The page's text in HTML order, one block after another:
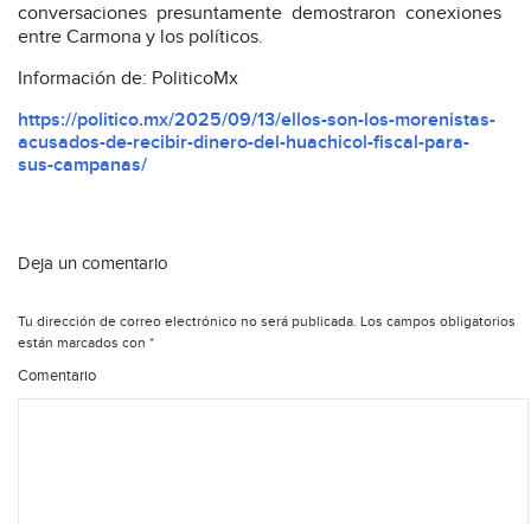
conversaciones presuntamente demostraron conexiones
entre Carmona y los políticos.
Información de: PoliticoMx
https://politico.mx/2025/09/13/ellos-son-los-morenistas-
acusados-de-recibir-dinero-del-huachicol-fiscal-para-
sus-campanas/
Deja un comentario
Tu dirección de correo electrónico no será publicada. Los campos obligatorios
están marcados con *
Comentario